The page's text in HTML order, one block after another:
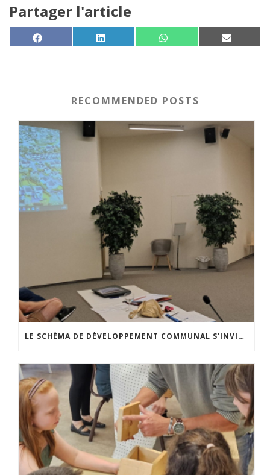
Partager l'article
RECOMMENDED POSTS
LE SCHÉMA DE DÉVELOPPEMENT COMMUNAL S’INVITE DANS LES CCATM DU HAINAUT